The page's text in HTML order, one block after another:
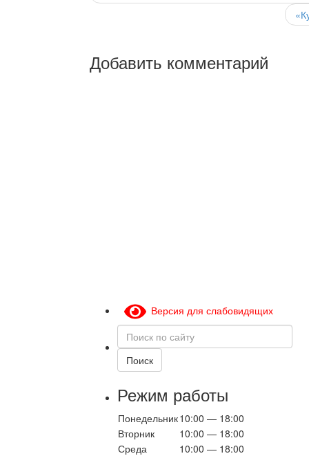
Добавить комментарий
Версия для слабовидящих
Поиск
по
сайту
Поиск
Режим работы
Понедельник10:00 — 18:00
Вторник
10:00 — 18:00
Среда
10:00 — 18:00